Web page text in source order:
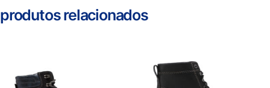
produtos relacionados